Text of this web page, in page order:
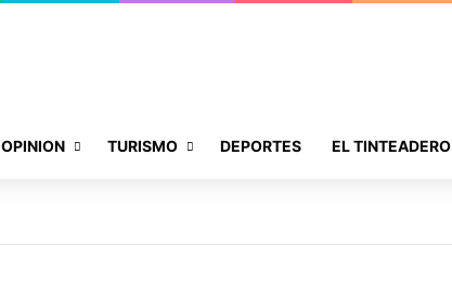
OPINION TURISMO DEPORTES EL TINTEADERO